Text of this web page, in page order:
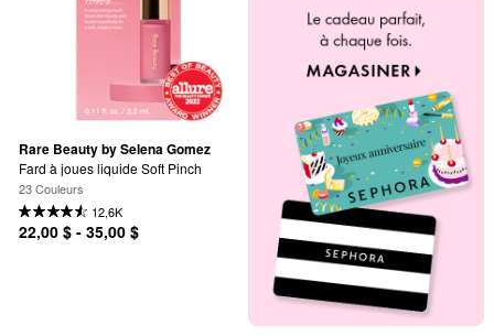
Rare Beauty by Selena Gomez
Fard à joues liquide Soft Pinch
23 Couleurs
12,6K
22,00 $ - 35,00 $